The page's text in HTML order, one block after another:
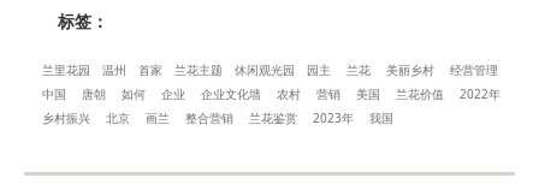
标签：
兰里花园 温州 首家 兰花主题 休闲观光园 园主 兰花 美丽乡村
经营管理
中国
唐朝 如何 企业 企业文化墙 农村 营销 美国 兰花价值
2022年
乡村振兴
北京 画兰 整合营销 兰花鉴赏 2023年 我国